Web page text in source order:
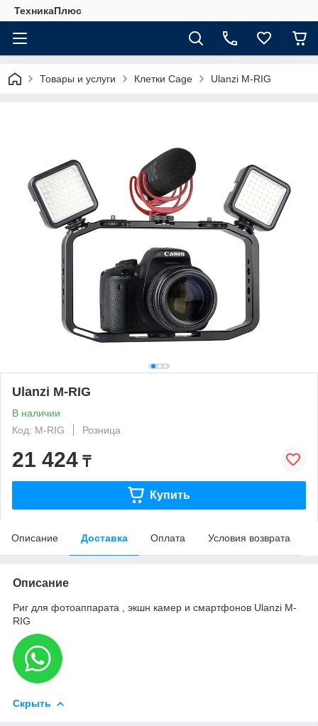
ТехникаПлюс
Товары и услуги Клетки Cage Ulanzi M-RIG
Ulanzi M-RIG
В наличии
Код: M-RIG
Розница
21 424 ₸
Купить
Описание Доставка Оплата Условия возврата
Описание
Риг для фотоаппарата , экшн камер и смартфонов Ulanzi M-
RIG
Скрыть